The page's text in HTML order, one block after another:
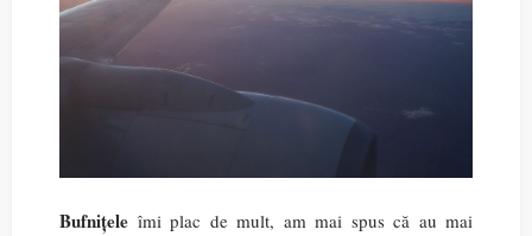
Bufnițele îmi plac de mult, am mai spus că au mai